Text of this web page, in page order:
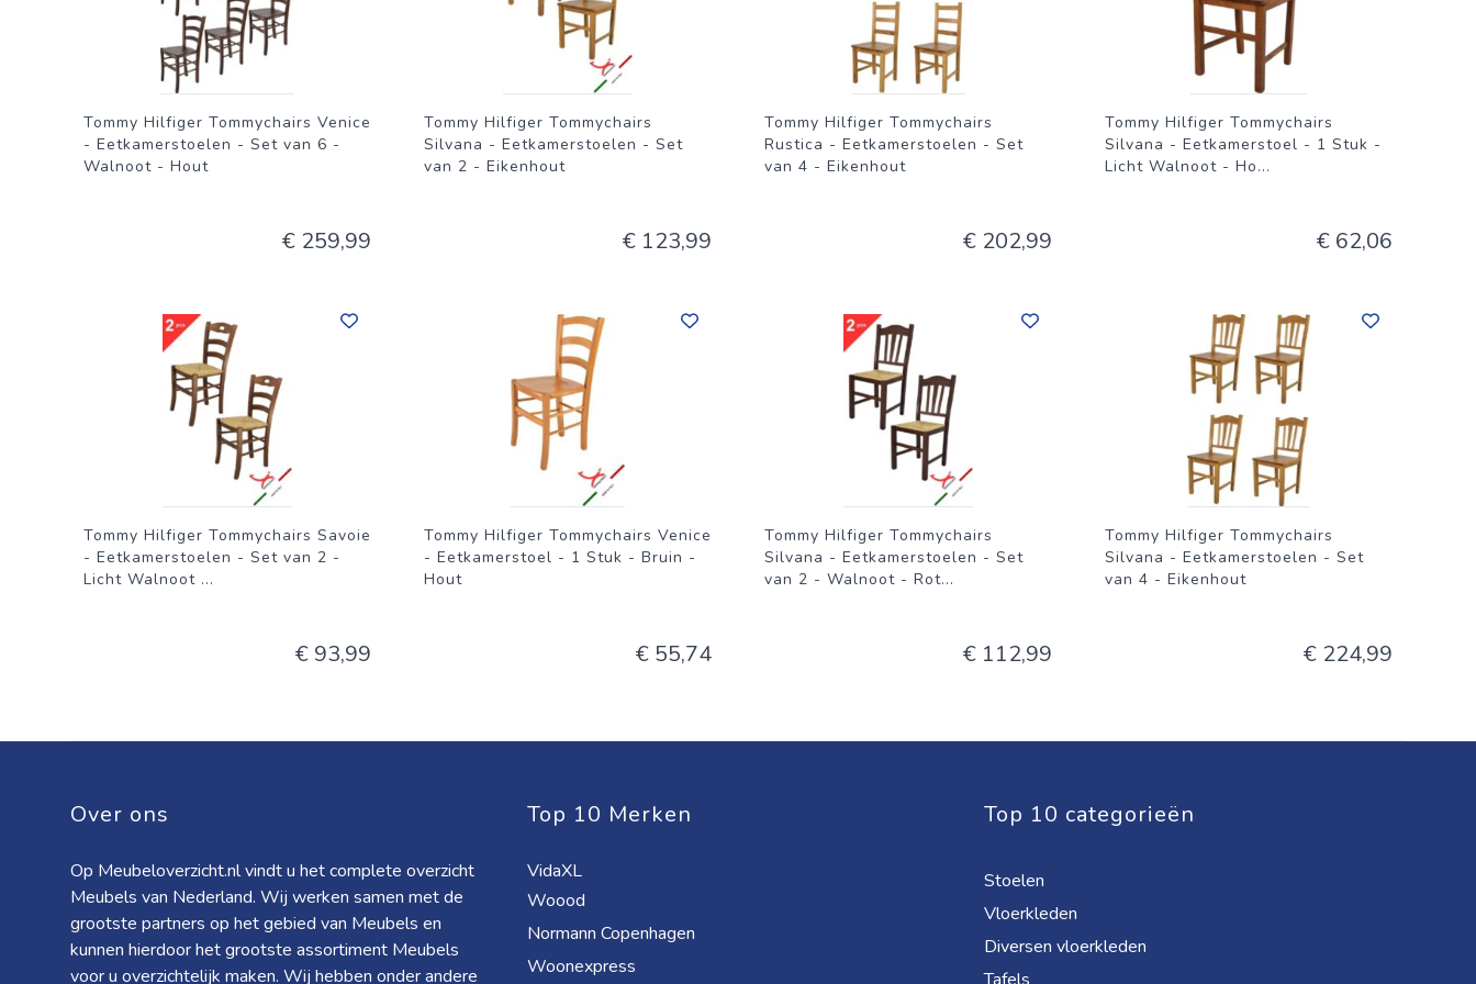
Tommy Hilfiger Tommychairs Venice
- Eetkamerstoelen - Set van 6 -
Walnoot - Hout
€ 259,99
Tommy Hilfiger Tommychairs
Silvana - Eetkamerstoelen - Set
van 2 - Eikenhout
€ 123,99
Tommy Hilfiger Tommychairs
Rustica - Eetkamerstoelen - Set
van 4 - Eikenhout
€ 202,99
Tommy Hilfiger Tommychairs
Silvana - Eetkamerstoel - 1 Stuk -
Licht Walnoot - Ho...
€ 62,06
Tommy Hilfiger Tommychairs Savoie
- Eetkamerstoelen - Set van 2 -
Licht Walnoot ...
€ 93,99
Tommy Hilfiger Tommychairs Venice
- Eetkamerstoel - 1 Stuk - Bruin -
Hout
€ 55,74
Tommy Hilfiger Tommychairs
Silvana - Eetkamerstoelen - Set
van 2 - Walnoot - Rot...
€ 112,99
Tommy Hilfiger Tommychairs
Silvana - Eetkamerstoelen - Set
van 4 - Eikenhout
€ 224,99
Over ons
Op Meubeloverzicht.nl vindt u het complete overzicht
Meubels van Nederland. Wij werken samen met de
grootste partners op het gebied van Meubels en
kunnen hierdoor het grootste assortiment Meubels
voor u overzichtelijk maken. Wij hebben onder andere
Top 10 Merken
VidaXL
Woood
Normann Copenhagen
Woonexpress
Top 10 categorieën
Stoelen
Vloerkleden
Diversen vloerkleden